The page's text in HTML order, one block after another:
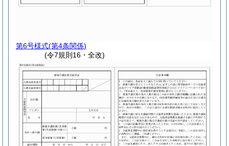
第6号様式(第4条関係)
(令7規則16・全改)